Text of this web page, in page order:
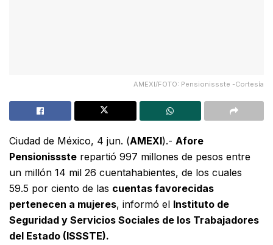
AMEXI/FOTO: Pensionissste -Cortesía
Ciudad de México, 4 jun. (AMEXI).- Afore
Pensionissste repartió 997 millones de pesos entre
un millón 14 mil 26 cuentahabientes, de los cuales
59.5 por ciento de las cuentas favorecidas
pertenecen a mujeres, informó el Instituto de
Seguridad y Servicios Sociales de los Trabajadores
del Estado (ISSSTE).